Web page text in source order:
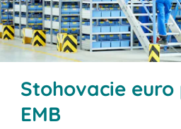
Stohovacie
EMB